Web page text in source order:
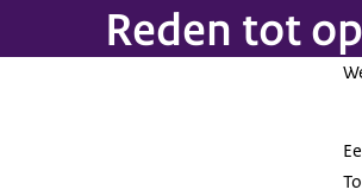
Reden tot